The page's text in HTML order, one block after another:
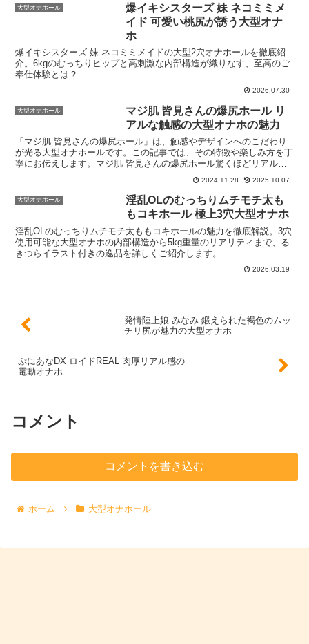
大型オナホール
爆イキシスターズ 妹 ネコミミメ
イド 可愛い桃尻が誘う大型オナ
ホ
爆イキシスターズ 妹 ネコミミメイドの大型2穴オナホールを徹底紹
介。6kgのむっちりヒップと高刺激な内部構造が織りなす、至高のご
奉仕体験とは？
2026.07.30
大型オナホール
マジ肌 皆見さんの爆尻ホール リ
アルな触感の大型オナホの魅力
「マジ肌 皆見さんの爆尻ホール」は、触感やデザインへのこだわり
が光る大型オナホールです。この記事では、その特徴や楽しみ方を丁
寧にお伝えします。マジ肌 皆見さんの爆尻ホール驚くほどリアルな
「マジ肌」素材の触感触れた瞬間、まるで本物の女性の肌を...
2024.11.28 2025.10.07
大型オナホール
淫乱OLのむっちりムチモチ太も
もコキホール 極上3穴大型オナホ
淫乱OLのむっちりムチモチ太ももコキホールの魅力を徹底解説。3穴
使用可能な大型オナホの内部構造から5kg重量のリアリティまで、る
きつらイラスト付きの逸品を詳しくご紹介します。
2026.03.19
発情陸上娘 みなみ 鍛えられた褐色のムッ
チリ尻が魅力の大型オナホ
ぷにあなDX ロイドREAL 肉厚リアル感の
電動オナホ
コメント
コメントを書き込む
ホーム 大型オナホール